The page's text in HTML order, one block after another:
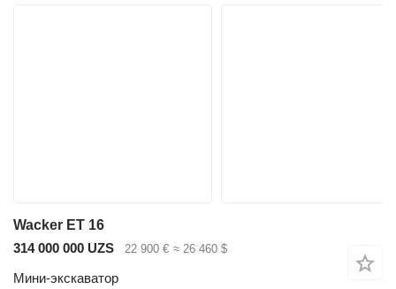
Wacker ET 16
314 000 000 UZS
22 900 € ≈ 26 460 $
Мини-экскаватор